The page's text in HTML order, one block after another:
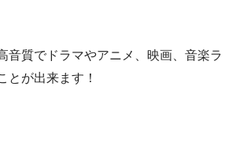
音質でドラマやアニメ、映画、音楽ラ
とが出来ます！